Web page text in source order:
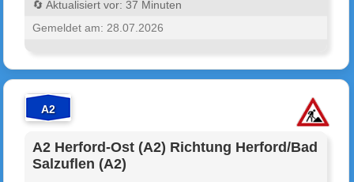
🔄 Aktualisiert vor: 37 Minuten
Gemeldet am: 28.07.2026
A2
A2 Herford-Ost (A2) Richtung Herford/Bad
Salzuflen (A2)